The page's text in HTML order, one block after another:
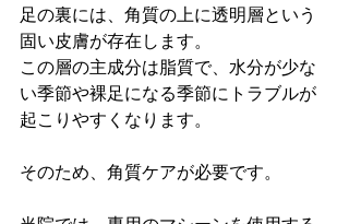
足の裏には、角質の上に透明層という
固い皮膚が存在します。
この層の主成分は脂質で、水分が少な
い季節や裸足になる季節にトラブルが
起こりやすくなります。
そのため、角質ケアが必要です。